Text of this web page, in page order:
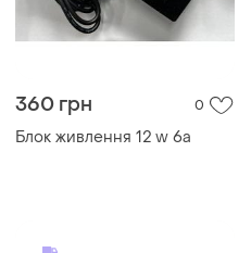
360 грн 0
Блок живлення 12 w 6a